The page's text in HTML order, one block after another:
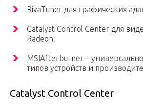
RivaTuner для графических
Catalyst Control Center для
Radeon.
MSIAfterburner –
типов устройств и
Catalyst Control Center